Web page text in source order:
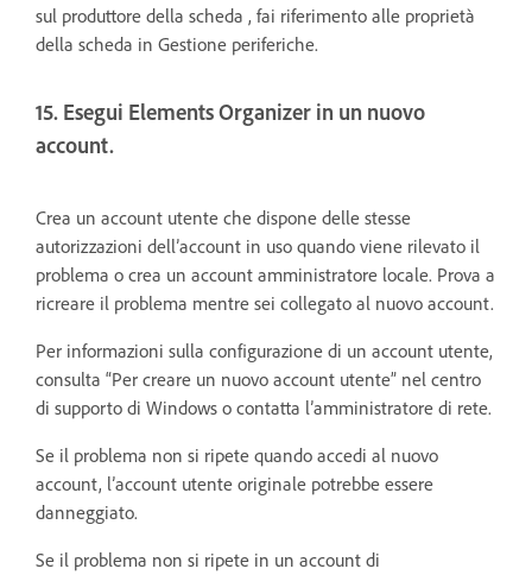
sul produttore della scheda , fai riferimento alle proprietà
della scheda in Gestione periferiche.
15. Esegui Elements Organizer in un nuovo
account.
Crea un account utente che dispone delle stesse
autorizzazioni dell’account in uso quando viene rilevato il
problema o crea un account amministratore locale. Prova a
ricreare il problema mentre sei collegato al nuovo account.
Per informazioni sulla configurazione di un account utente,
consulta “Per creare un nuovo account utente” nel centro
di supporto di Windows o contatta l’amministratore di rete.
Se il problema non si ripete quando accedi al nuovo
account, l’account utente originale potrebbe essere
danneggiato.
Se il problema non si ripete in un account di